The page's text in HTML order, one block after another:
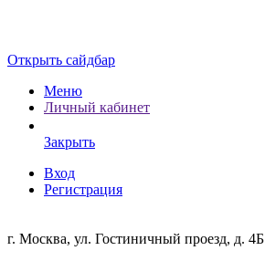
Открыть сайдбар
Меню
Личный кабинет
Закрыть
Вход
Регистрация
г. Москва, ул. Гостиничный проезд, д. 4Б